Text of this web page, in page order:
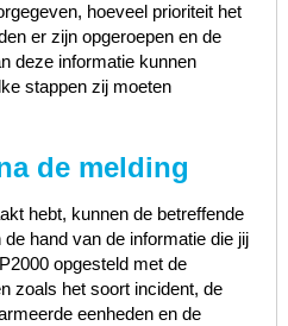
hoeveel prioriteit het
er zijn opgeroepen en de
deze informatie kunnen
stappen zij moeten
de melding
hebt, kunnen de betreffende
hand van de informatie die jij
opgesteld met de
zoals het soort incident, de
eenheden en de